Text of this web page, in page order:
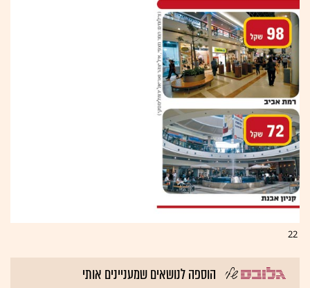
הוספה לנושאים שמעניינים אותי